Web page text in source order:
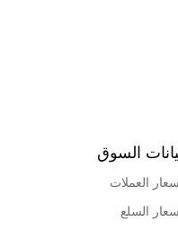
السوق
العملات
السلع